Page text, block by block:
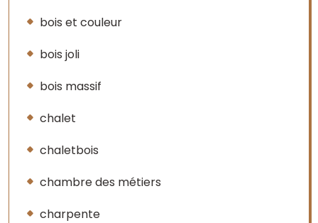
bois et couleur
bois joli
bois massif
chalet
chaletbois
chambre des métiers
charpente